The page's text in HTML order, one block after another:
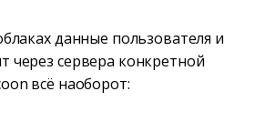
данные пользователя и
через сервера конкретной
всё наоборот: